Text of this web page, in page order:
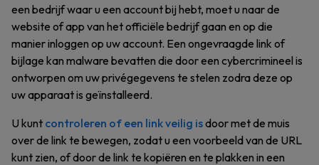
een bedrijf waar u een account bij hebt, moet u naar de
website of app van het officiële bedrijf gaan en op die
manier inloggen op uw account. Een ongevraagde link of
bijlage kan malware bevatten die door een cybercrimineel is
ontworpen om uw privégegevens te stelen zodra deze op
uw apparaat is geïnstalleerd.
U kunt controleren of een link veilig isdoor met de muis
over de link te bewegen, zodat u een voorbeeld van de URL
kunt zien, of door de link te kopiëren en te plakken in een